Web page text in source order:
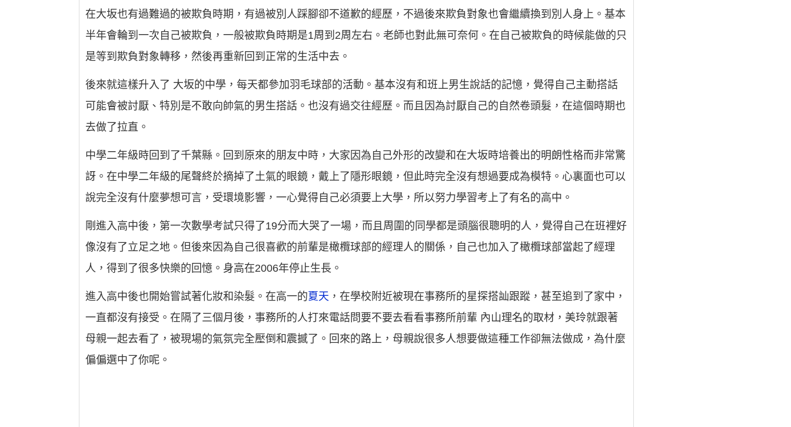
在大坂也有過難過的被欺負時期，有過被別人踩腳卻不道歉的經歷，不過後來欺負對象也會繼續換到別人身上。基本
半年會輪到一次自己被欺負，一般被欺負時期是1周到2周左右。老師也對此無可奈何。在自己被欺負的時候能做的只
是等到欺負對象轉移，然後再重新回到正常的生活中去。
後來就這樣升入了 大坂的中學，每天都參加羽毛球部的活動。基本沒有和班上男生說話的記憶，覺得自己主動搭話
可能會被討厭、特別是不敢向帥氣的男生搭話。也沒有過交往經歷。而且因為討厭自己的自然卷頭髮，在這個時期也
去做了拉直。
中學二年級時回到了千葉縣。回到原來的朋友中時，大家因為自己外形的改變和在大坂時培養出的明朗性格而非常驚
訝。在中學二年級的尾聲終於摘掉了土氣的眼鏡，戴上了隱形眼鏡，但此時完全沒有想過要成為模特。心裏面也可以
說完全沒有什麼夢想可言，受環境影響，一心覺得自己必須要上大學，所以努力學習考上了有名的高中。
剛進入高中後，第一次數學考試只得了19分而大哭了一場，而且周圍的同學都是頭腦很聰明的人，覺得自己在班裡好
像沒有了立足之地。但後來因為自己很喜歡的前輩是橄欖球部的經理人的關係，自己也加入了橄欖球部當起了經理
人，得到了很多快樂的回憶。身高在2006年停止生長。
進入高中後也開始嘗試著化妝和染髮。在高一的夏天 ，在學校附近被現在事務所的星探搭訕跟蹤，甚至追到了家中，
一直都沒有接受。在隔了三個月後，事務所的人打來電話問要不要去看看事務所前輩 內山理名的取材，美玲就跟著
母親一起去看了，被現場的氣氛完全壓倒和震撼了。回來的路上，母親說很多人想要做這種工作卻無法做成，為什麼
偏偏選中了你呢。